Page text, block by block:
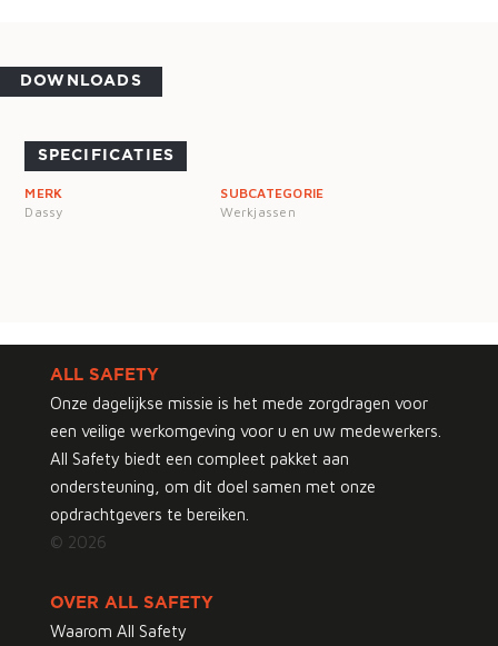
DOWNLOADS
SPECIFICATIES
MERK
Dassy
SUBCATEGORIE
Werkjassen
ALL SAFETY
Onze dagelijkse missie is het mede zorgdragen voor
een veilige werkomgeving voor u en uw medewerkers.
All Safety biedt een compleet pakket aan
ondersteuning, om dit doel samen met onze
opdrachtgevers te bereiken.
© 2026
OVER ALL SAFETY
Waarom All Safety